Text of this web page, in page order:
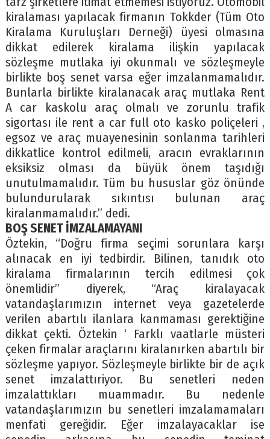
kiralaması yapılacak firmanın Tokkder (Tüm Oto
Kiralama Kuruluşları Derneği) üyesi olmasına
dikkat edilerek kiralama ilişkin yapılacak
sözleşme mutlaka iyi okunmalı ve sözleşmeyle
birlikte boş senet varsa eğer imzalanmamalıdır.
Bunlarla birlikte kiralanacak araç mutlaka Rent
A car kaskolu araç olmalı ve zorunlu trafik
sigortası ile rent a car full oto kasko poliçeleri ,
egsoz ve araç muayenesinin sonlanma tarihleri
dikkatlice kontrol edilmeli, aracın evraklarının
eksiksiz olması da büyük önem taşıdığı
unutulmamalıdır. Tüm bu hususlar göz önünde
bulundurularak sıkıntısı bulunan araç
kiralanmamalıdır.” dedi.
BOŞ SENET İMZALAMAYANI
Öztekin, “Doğru firma seçimi sorunlara karşı
alınacak en iyi tedbirdir. Bilinen, tanıdık oto
kiralama firmalarının tercih edilmesi çok
önemlidir” diyerek, “Araç kiralayacak
vatandaşlarımızın internet veya gazetelerde
verilen abartılı ilanlara kanmaması gerektiğine
dikkat çekti. Öztekin ‘ Farklı vaatlarle müsteri
çeken firmalar araçlarını kiralanırken abartılı bir
sözleşme yapıyor. Sözleşmeyle birlikte bir de açık
senet imzalattıriyor. Bu senetleri neden
imzalattıkları muammadır. Bu nedenle
vatandaşlarımızın bu senetleri imzalamamaları
menfati gereğidir. Eğer imzalayacaklar ise